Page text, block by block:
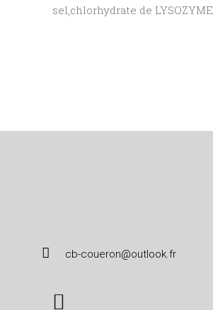
sel,chlorhydrate de LYSOZYME
cb-coueron@outlook.fr